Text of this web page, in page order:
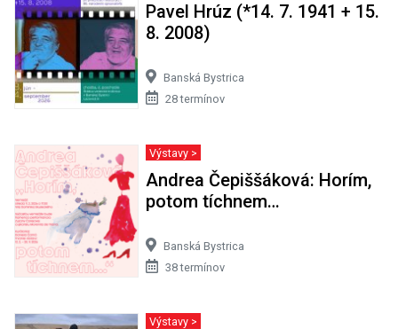
Pavel Hrúz (*14. 7. 1941 + 15.
8. 2008)
Banská Bystrica
28 termínov
Výstavy >
Andrea Čepiššáková: Horím,
potom tíchnem…
Banská Bystrica
38 termínov
Výstavy >